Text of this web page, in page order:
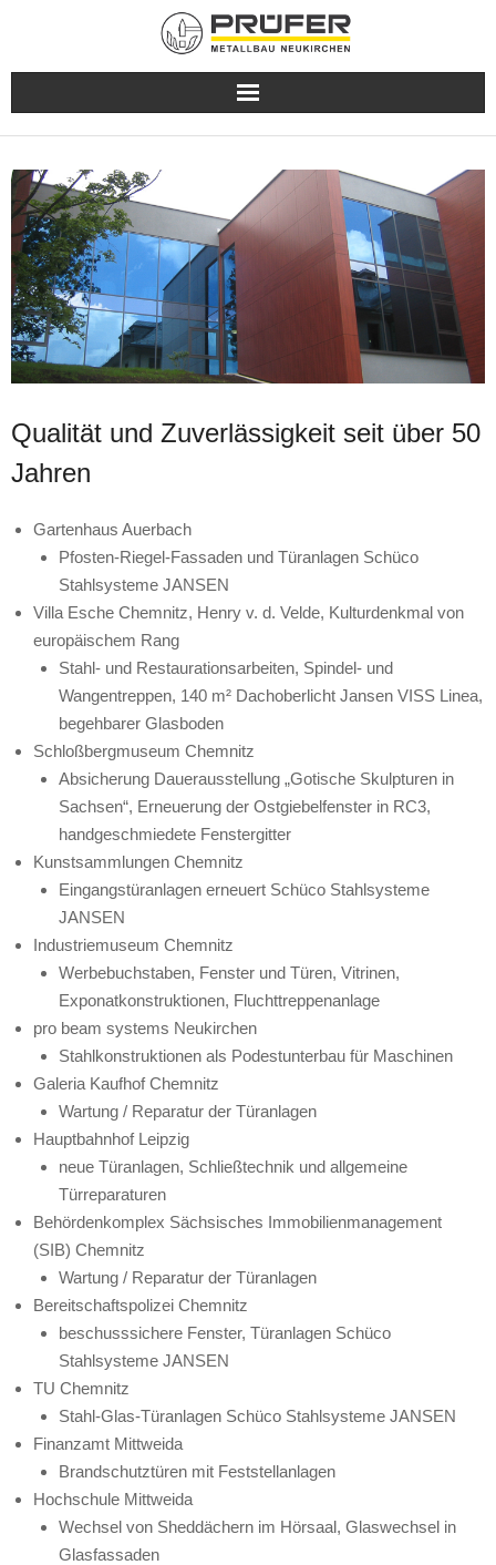
Über uns
Referenzen
Partner
Kontakt
Qualität und Zuverlässigkeit seit über 50
Jahren
Gartenhaus Auerbach
Pfosten-Riegel-Fassaden und Türanlagen Schüco
Stahlsysteme JANSEN
Villa Esche Chemnitz, Henry v. d. Velde, Kulturdenkmal von
europäischem Rang
Stahl- und Restaurationsarbeiten, Spindel- und
Wangentreppen, 140 m² Dachoberlicht Jansen VISS Linea,
begehbarer Glasboden
Schloßbergmuseum Chemnitz
Absicherung Dauerausstellung „Gotische Skulpturen in
Sachsen“, Erneuerung der Ostgiebelfenster in RC3,
handgeschmiedete Fenstergitter
Kunstsammlungen Chemnitz
Eingangstüranlagen erneuert Schüco Stahlsysteme
JANSEN
Industriemuseum Chemnitz
Werbebuchstaben, Fenster und Türen, Vitrinen,
Exponatkonstruktionen, Fluchttreppenanlage
pro beam systems Neukirchen
Stahlkonstruktionen als Podestunterbau für Maschinen
Galeria Kaufhof Chemnitz
Wartung / Reparatur der Türanlagen
Hauptbahnhof Leipzig
neue Türanlagen, Schließtechnik und allgemeine
Türreparaturen
Behördenkomplex Sächsisches Immobilienmanagement
(SIB) Chemnitz
Wartung / Reparatur der Türanlagen
Bereitschaftspolizei Chemnitz
beschusssichere Fenster, Türanlagen Schüco
Stahlsysteme JANSEN
TU Chemnitz
Stahl-Glas-Türanlagen Schüco Stahlsysteme JANSEN
Finanzamt Mittweida
Brandschutztüren mit Feststellanlagen
Hochschule Mittweida
Wechsel von Sheddächern im Hörsaal, Glaswechsel in
Glasfassaden